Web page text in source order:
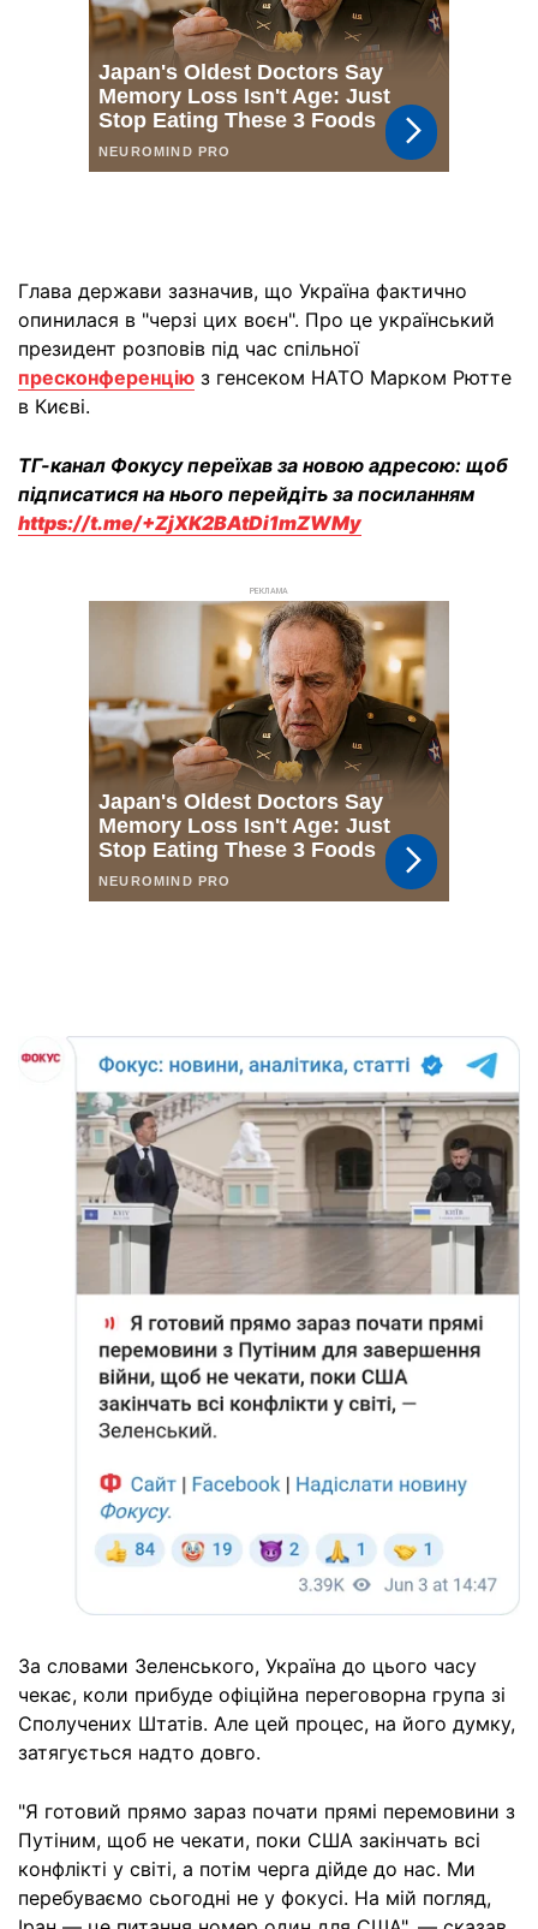
Глава держави зазначив, що Україна фактично
опинилася в "черзі цих воєн". Про це український
президент розповів під час спільної
пресконференцію з генсеком НАТО Марком Рютте
в Києві.
ТГ-канал Фокусу переїхав за новою адресою: щоб
підписатися на нього перейдіть за посиланням
https://t.me/+ZjXK2BAtDi1mZWMy
РЕКЛАМА
За словами Зеленського, Україна до цього часу
чекає, коли прибуде офіційна переговорна група зі
Сполучених Штатів. Але цей процес, на його думку,
затягується надто довго.
"Я готовий прямо зараз почати прямі перемовини з
Путіним, щоб не чекати, поки США закінчать всі
конфлікті у світі, а потім черга дійде до нас. Ми
перебуваємо сьогодні не у фокусі. На мій погляд,